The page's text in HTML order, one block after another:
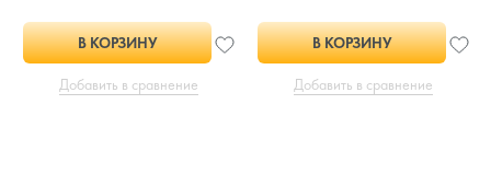
В КОРЗИНУ
Добавить в сравнение
В КОРЗИНУ
Добавить в сравнение